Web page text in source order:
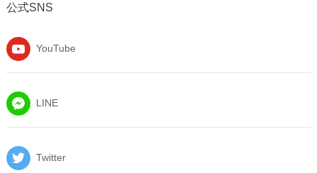
公式SNS
YouTube
LINE
Twitter